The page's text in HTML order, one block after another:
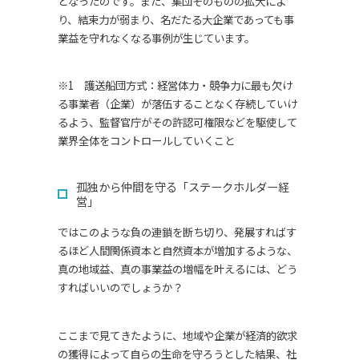
り、結束力が弱まり、名だたる大企業であっても事
業益を守れなくなる事例が生じています。
※1 護送船団方式：経営体力・競争力に最も欠け
る事業者（企業）が落伍することなく存続していけ
るよう、監督官庁がその許認可権限などを駆使して
業界全体をコントロールしていくこと
孤独から仲間を守る「ステークホルダー経
営」
ではこのような負の連鎖を断ち切り、発展すればす
るほど人間関係資本と自然資本が増加するような、
真の地域益、真の事業益の増幅を叶えるには、どう
すればいいのでしょうか？
ここまで見てきたように、地域や企業が経済的欲求
の獲得によって自らの生命を守ろうとした結果、社